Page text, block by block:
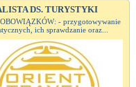
DS. TURYSTYKI
- przygotowywanie
ich sprawdzanie oraz...